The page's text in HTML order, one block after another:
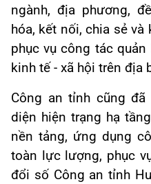
ngành, địa phương,
hóa, kết nối, chia sẻ
phục vụ công tác
kinh tế - xã hội trên địa
Công an tỉnh cũng
diện hiện trạng hạ
nền tảng, ứng dụng
toàn lực lượng, phục
đổi số Công an tỉnh